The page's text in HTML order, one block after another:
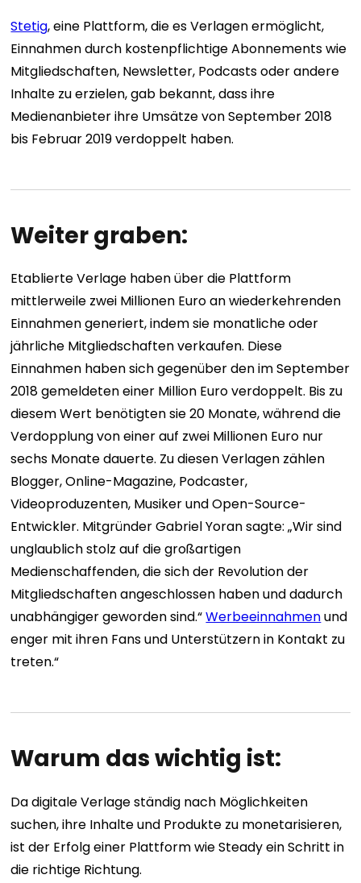
Stetig, eine Plattform, die es Verlagen ermöglicht,
Einnahmen durch kostenpflichtige Abonnements wie
Mitgliedschaften, Newsletter, Podcasts oder andere
Inhalte zu erzielen, gab bekannt, dass ihre
Medienanbieter ihre Umsätze von September 2018
bis Februar 2019 verdoppelt haben.
Weiter graben:
Etablierte Verlage haben über die Plattform
mittlerweile zwei Millionen Euro an wiederkehrenden
Einnahmen generiert, indem sie monatliche oder
jährliche Mitgliedschaften verkaufen. Diese
Einnahmen haben sich gegenüber den im September
2018 gemeldeten einer Million Euro verdoppelt. Bis zu
diesem Wert benötigten sie 20 Monate, während die
Verdopplung von einer auf zwei Millionen Euro nur
sechs Monate dauerte. Zu diesen Verlagen zählen
Blogger, Online-Magazine, Podcaster,
Videoproduzenten, Musiker und Open-Source-
Entwickler. Mitgründer Gabriel Yoran sagte: „Wir sind
unglaublich stolz auf die großartigen
Medienschaffenden, die sich der Revolution der
Mitgliedschaften angeschlossen haben und dadurch
unabhängiger geworden sind.“Werbeeinnahmenund
enger mit ihren Fans und Unterstützern in Kontakt zu
treten.“
Warum das wichtig ist:
Da digitale Verlage ständig nach Möglichkeiten
suchen, ihre Inhalte und Produkte zu monetarisieren,
ist der Erfolg einer Plattform wie Steady ein Schritt in
die richtige Richtung.